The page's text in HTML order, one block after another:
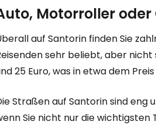
Motorroller oder
auf Santorin finden Sie
sehr beliebt, aber nicht
25 Euro, was in etwa dem
Straßen auf Santorin sind eng
Sie nicht nur die wichtigsten